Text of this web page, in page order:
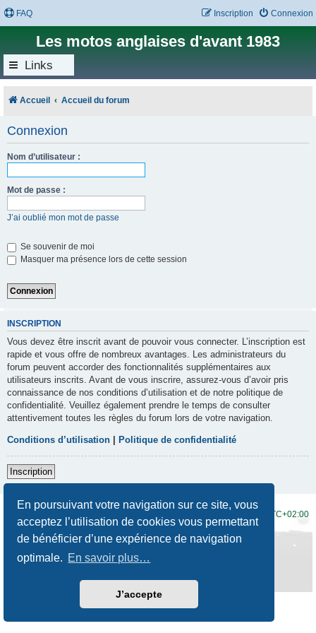
En poursuivant votre navigation sur ce site, vous
acceptez l’utilisation de cookies vous permettant
de bénéficier d’une expérience de navigation
optimale. En savoir plus…
J’accepte
FAQ Connexion
Inscription
Les motos anglaises d'avant 1983
Links
Accueil Accueil du forum
Connexion
Nom d’utilisateur :
Mot de passe :
J’ai oublié mon mot de passe
Se souvenir de moi
Masquer ma présence lors de cette session
INSCRIPTION
Vous devez être inscrit avant de pouvoir vous connecter. L’inscription est
rapide et vous offre de nombreux avantages. Les administrateurs du
forum peuvent accorder des fonctionnalités supplémentaires aux
utilisateurs inscrits. Avant de vous inscrire, assurez-vous d’avoir pris
connaissance de nos conditions d’utilisation et de notre politique de
confidentialité. Veuillez également prendre le temps de consulter
attentivement toutes les règles du forum lors de votre navigation.
Conditions d’utilisation Politique de confidentialité
Inscription
UTC+02:00
Développé par phpBB® Forum Software © phpBB Limited
Traduction française officielle
Prosilver New Edition
Confidentialité|Conditions